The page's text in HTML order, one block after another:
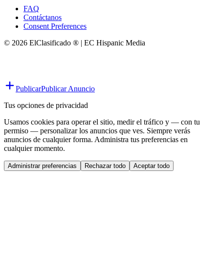
FAQ
Contáctanos
Consent Preferences
© 2026 ElClasificado ® | EC Hispanic Media
PublicarPublicar Anuncio
Tus opciones de privacidad
Usamos cookies para operar el sitio, medir el tráfico y — con tu
permiso — personalizar los anuncios que ves. Siempre verás
anuncios de cualquier forma. Administra tus preferencias en
cualquier momento.
Administrar preferencias Rechazar todo Aceptar todo